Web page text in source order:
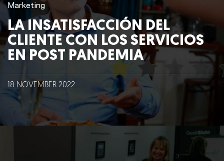
Marketing
LA INSATISFACCIÓN DEL
CLIENTE CON LOS SERVICIOS
EN POST PANDEMIA
18 NOVEMBER 2022